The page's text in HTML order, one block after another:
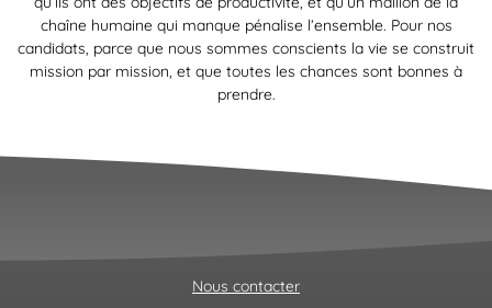
chaîne humaine qui manque pénalise l’ensemble. Pour nos
candidats, parce que nous sommes conscients la vie se construit
mission par mission, et que toutes les chances sont bonnes à
prendre.
Nous contacter